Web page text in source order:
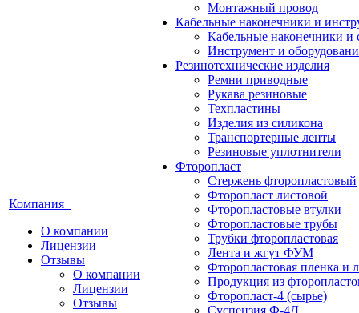
Компания
О компании
Лицензии
Отзывы
О компании
Лицензии
Отзывы
Монтажный провод
Кабельные наконечники и
Кабельные наконечники и
Инструмент и
Резинотехнические изделия
Ремни приводные
Рукава резиновые
Техпластины
Изделия из силикона
Транспортерные ленты
Резиновые уплотнители
Фторопласт
Стержень фторопластовый
Фторопласт листовой
Фторопластовые втулки
Фторопластовые трубы
Трубки фторопластовая
Лента и жгут ФУМ
Фторопластовая пленка и
Продукция из
Фторопласт-4 (сырье)
Суспензия Ф-4Д